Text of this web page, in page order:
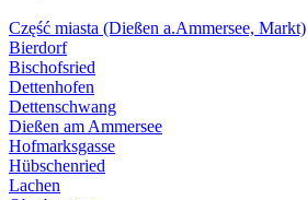
Część miasta (Dießen a.Ammersee, Markt)
Bierdorf
Bischofsried
Dettenhofen
Dettenschwang
Dießen am Ammersee
Hofmarksgasse
Hübschenried
Lachen